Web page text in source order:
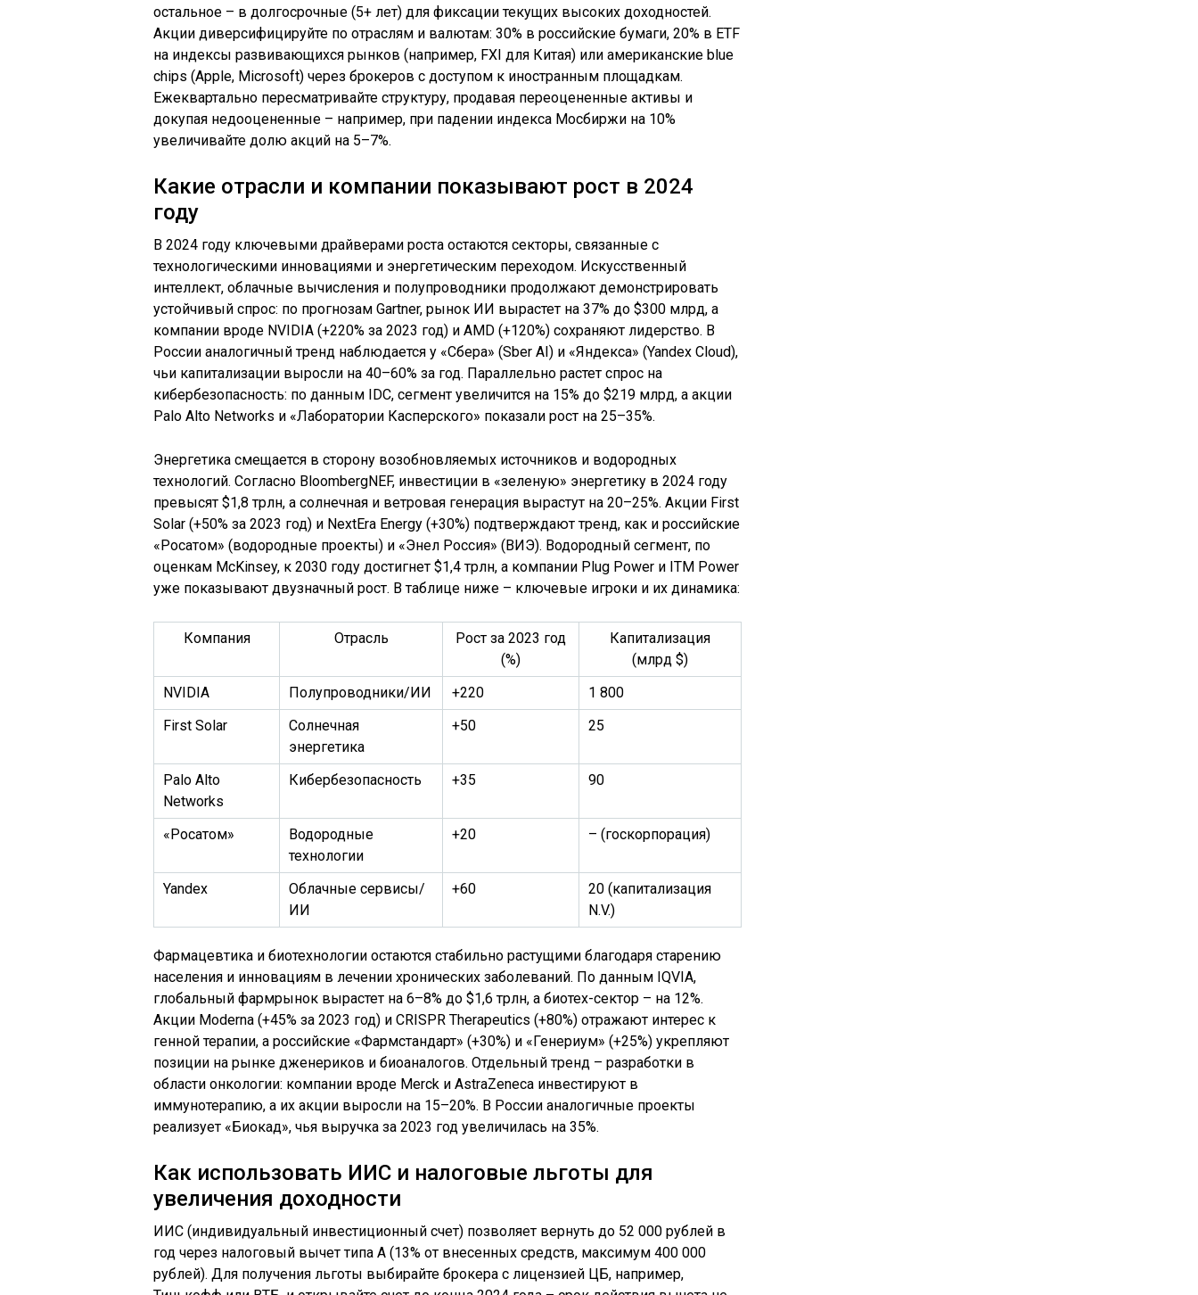
остальное – в долгосрочные (5+ лет) для фиксации текущих высоких доходностей.
Акции диверсифицируйте по отраслям и валютам: 30% в российские бумаги, 20% в ETF
на индексы развивающихся рынков (например, FXI для Китая) или американские blue
chips (Apple, Microsoft) через брокеров с доступом к иностранным площадкам.
Ежеквартально пересматривайте структуру, продавая переоцененные активы и
докупая недооцененные – например, при падении индекса Мосбиржи на 10%
увеличивайте долю акций на 5–7%.
Какие отрасли и компании показывают рост в 2024
году
В 2024 году ключевыми драйверами роста остаются секторы, связанные с
технологическими инновациями и энергетическим переходом. Искусственный
интеллект, облачные вычисления и полупроводники продолжают демонстрировать
устойчивый спрос: по прогнозам Gartner, рынок ИИ вырастет на 37% до $300 млрд, а
компании вроде NVIDIA (+220% за 2023 год) и AMD (+120%) сохраняют лидерство. В
России аналогичный тренд наблюдается у «Сбера» (Sber AI) и «Яндекса» (Yandex Cloud),
чьи капитализации выросли на 40–60% за год. Параллельно растет спрос на
кибербезопасность: по данным IDC, сегмент увеличится на 15% до $219 млрд, а акции
Palo Alto Networks и «Лаборатории Касперского» показали рост на 25–35%.
Энергетика смещается в сторону возобновляемых источников и водородных
технологий. Согласно BloombergNEF, инвестиции в «зеленую» энергетику в 2024 году
превысят $1,8 трлн, а солнечная и ветровая генерация вырастут на 20–25%. Акции First
Solar (+50% за 2023 год) и NextEra Energy (+30%) подтверждают тренд, как и российские
«Росатом» (водородные проекты) и «Энел Россия» (ВИЭ). Водородный сегмент, по
оценкам McKinsey, к 2030 году достигнет $1,4 трлн, а компании Plug Power и ITM Power
уже показывают двузначный рост. В таблице ниже – ключевые игроки и их динамика:
Компания Отрасль
Рост за 2023 год
(%)
Капитализация
(млрд $)
NVIDIA
Полупроводники/ИИ +220
1 800
First Solar
Солнечная
энергетика
+50 25
Palo Alto
Networks
Кибербезопасность +35 90
«Росатом»
Водородные
технологии
+20 – (госкорпорация)
Yandex
Облачные сервисы/
ИИ
+60
20 (капитализация
N.V.)
Фармацевтика и биотехнологии остаются стабильно растущими благодаря старению
населения и инновациям в лечении хронических заболеваний. По данным IQVIA,
глобальный фармрынок вырастет на 6–8% до $1,6 трлн, а биотех-сектор – на 12%.
Акции Moderna (+45% за 2023 год) и CRISPR Therapeutics (+80%) отражают интерес к
генной терапии, а российские «Фармстандарт» (+30%) и «Генериум» (+25%) укрепляют
позиции на рынке дженериков и биоаналогов. Отдельный тренд – разработки в
области онкологии: компании вроде Merck и AstraZeneca инвестируют в
иммунотерапию, а их акции выросли на 15–20%. В России аналогичные проекты
реализует «Биокад», чья выручка за 2023 год увеличилась на 35%.
Как использовать ИИС и налоговые льготы для
увеличения доходности
ИИС (индивидуальный инвестиционный счет) позволяет вернуть до 52 000 рублей в
год через налоговый вычет типа А (13% от внесенных средств, максимум 400 000
рублей). Для получения льготы выбирайте брокера с лицензией ЦБ, например,